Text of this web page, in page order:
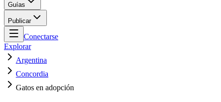
Guías
Publicar
Conectarse
Explorar
Argentina
Concordia
Gatos en adopción